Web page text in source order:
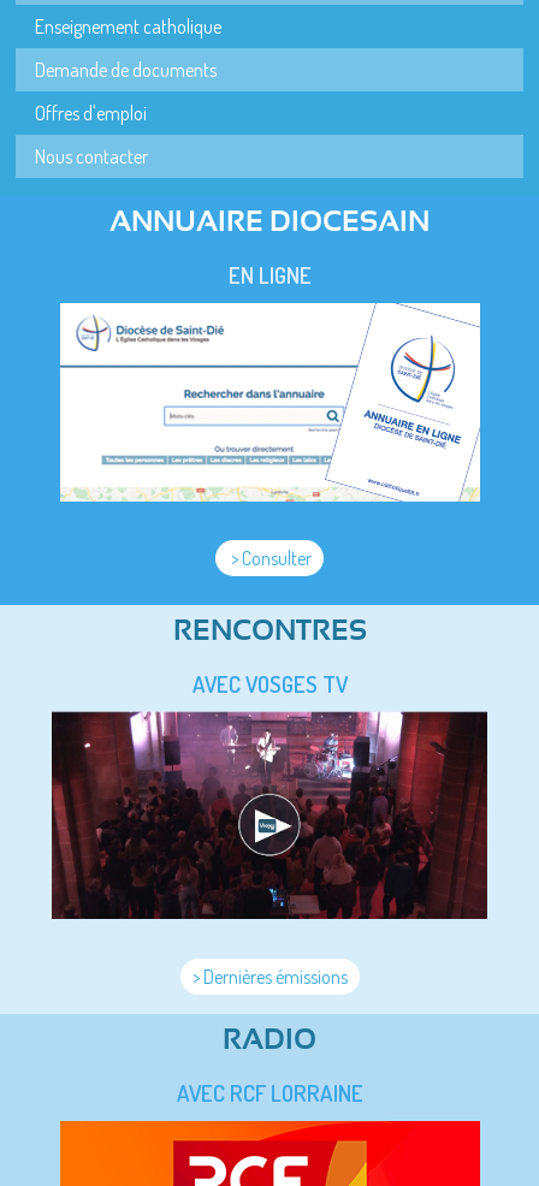
Enseignement catholique
Demande de documents
Offres d'emploi
Nous contacter
ANNUAIRE DIOCESAIN
EN LIGNE
> Consulter
RENCONTRES
AVEC VOSGES TV
> Dernières émissions
RADIO
AVEC RCF LORRAINE